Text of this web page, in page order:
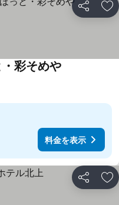
シェア お
彩そめや
料金を表示
シェア お